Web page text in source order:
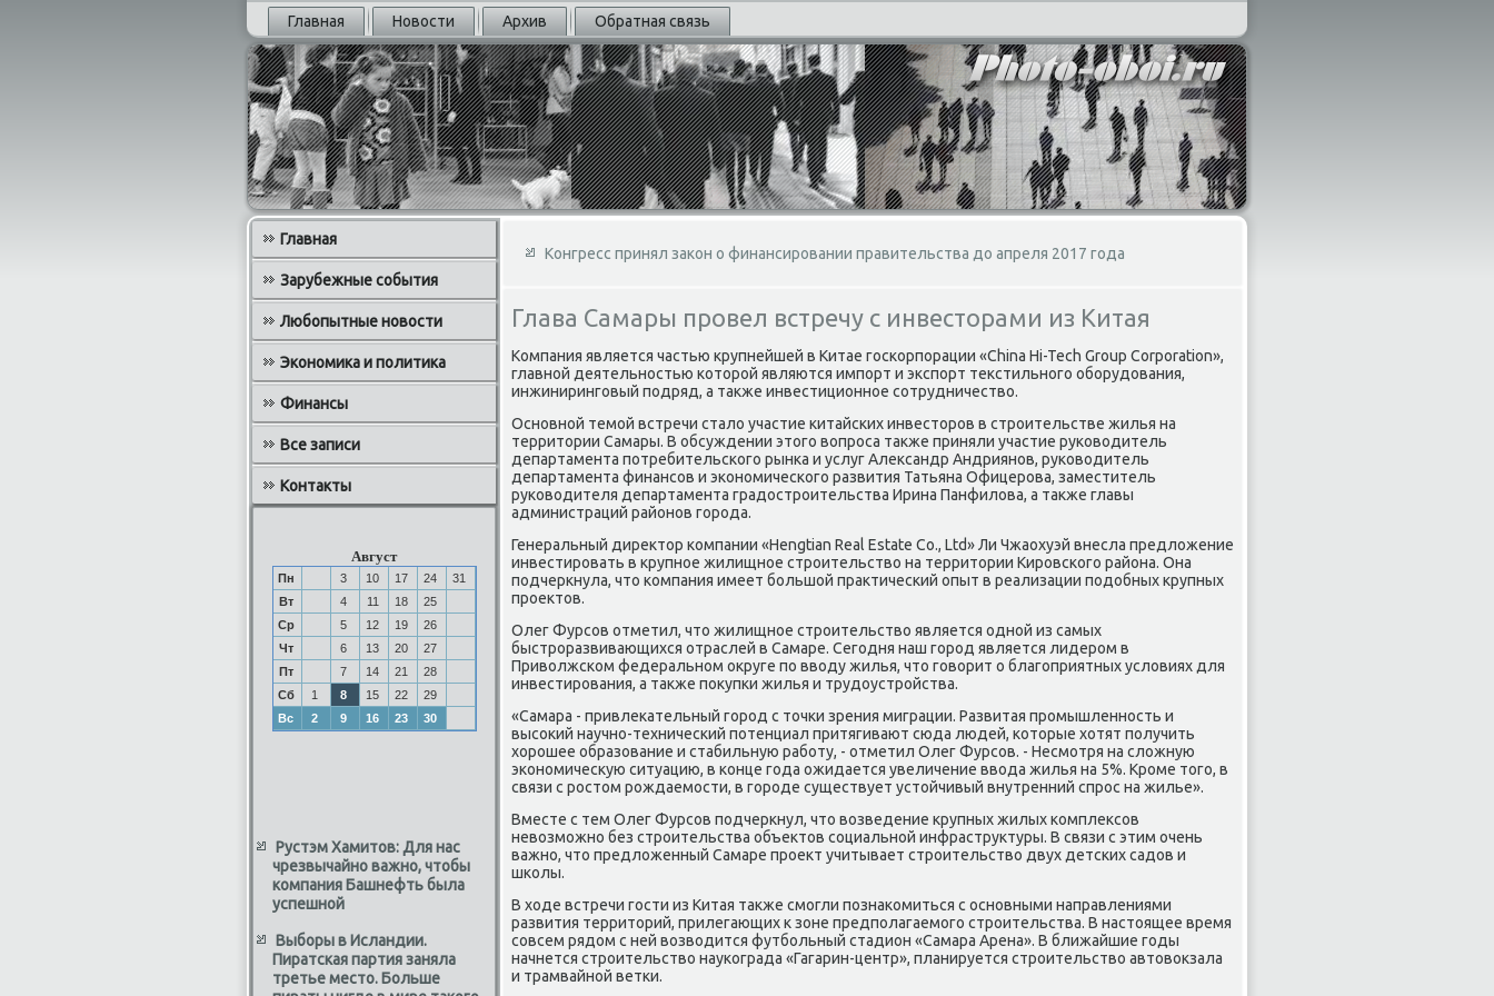
Главная Новости Архив Обратная связь
Главная
Зарубежные события
Любопытные новости
Экономика и политика
Финансы
Все записи
Контакты
Август
Пн 3 10 17 24
31
Вт
4 11 18
25
Ср
5 12 19
26
Чт
6 13 20
27
Пт
7 14 21
28
Сб
1 8 15 22
29
Вс
2 9 16 23 30
Рустэм Хамитов: Для нас
чрезвычайно важно, чтобы
компания Башнефть была
успешной
Выборы в Исландии.
Пиратская партия заняла
третье место. Больше
Конгресс принял закон о финансировании правительства до апреля 2017 года
Глава Самары провел встречу с инвесторами из Китая
Компания является частью крупнейшей в Китае госкорпорации «China Hi-Tech Group Corporation»,
главной деятельностью которой являются импорт и экспорт текстильного оборудования,
инжиниринговый подряд, а также инвестиционное сотрудничество.
Основной темой встречи стало участие китайских инвесторов в строительстве жилья на
территории Самары. В обсуждении этого вопроса также приняли участие руководитель
департамента потребительского рынка и услуг Александр Андриянов, руководитель
департамента финансов и экономического развития Татьяна Офицерова, заместитель
руководителя департамента градостроительства Ирина Панфилова, а также главы
администраций районов города.
Генеральный директор компании «Hengtian Real Estate Co., Ltd» Ли Чжаохуэй внесла предложение
инвестировать в крупное жилищное строительство на территории Кировского района. Она
подчеркнула, что компания имеет большой практический опыт в реализации подобных крупных
проектов.
Олег Фурсов отметил, что жилищное строительство является одной из самых
быстроразвивающихся отраслей в Самаре. Сегодня наш город является лидером в
Приволжском федеральном округе по вводу жилья, что говорит о благоприятных условиях для
инвестирования, а также покупки жилья и трудоустройства.
«Самара - привлекательный город с точки зрения миграции. Развитая промышленность и
высокий научно-технический потенциал притягивают сюда людей, которые хотят получить
хорошее образование и стабильную работу, - отметил Олег Фурсов. - Несмотря на сложную
экономическую ситуацию, в конце года ожидается увеличение ввода жилья на 5%. Кроме того, в
связи с ростом рождаемости, в городе существует устойчивый внутренний спрос на жилье».
Вместе с тем Олег Фурсов подчеркнул, что возведение крупных жилых комплексов
невозможно без строительства объектов социальной инфраструктуры. В связи с этим очень
важно, что предложенный Самаре проект учитывает строительство двух детских садов и
школы.
В ходе встречи гости из Китая также смогли познакомиться с основными направлениями
развития территорий, прилегающих к зоне предполагаемого строительства. В настоящее время
совсем рядом с ней возводится футбольный стадион «Самара Арена». В ближайшие годы
начнется строительство наукограда «Гагарин-центр», планируется строительство автовокзала
и трамвайной ветки.